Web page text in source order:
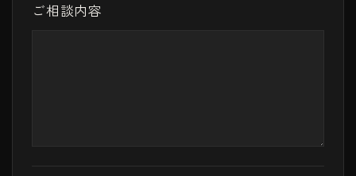
ご相談内容